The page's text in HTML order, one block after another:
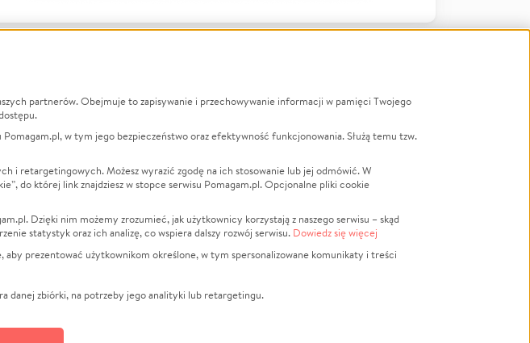
Zbieraj na
Leczenie
Zwierzęta
Pożar
Sport
Pomoc Finansowa
Pogrzeb
LGBTQ+
Powódź
Wichura
Religia
Edukacja
partnerów. Obejmuje to zapisywanie i przechowywanie informacji w pamięci Twojego
w tym jego bezpieczeństwo oraz efektywność funkcjonowania. Służą temu tzw.
i retargetingowych. Możesz wyrazić zgodę na ich stosowanie lub jej odmówić. W
do której link znajdziesz w stopce serwisu Pomagam.pl. Opcjonalne pliki cookie
Dzięki nim możemy zrozumieć, jak użytkownicy korzystają z naszego serwisu – skąd
statystyk oraz ich analizę, co wspiera dalszy rozwój serwisu. Dowiedz się więcej
prezentować użytkownikom określone, w tym spersonalizowane komunikaty i treści
danej zbiórki, na potrzeby jego analityki lub retargetingu.